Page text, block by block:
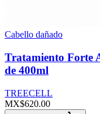
Cabello dañado
Tratamiento Forte
de 400ml
TREECELL
MX$620.00